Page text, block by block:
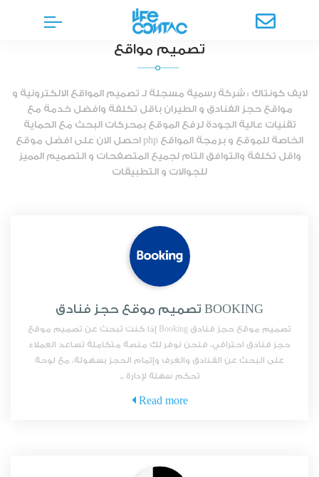
تصميم مواقع
لايف كونتاك : شركة رسمية مسجلة لـ تصميم المواقع الالكترونية و
مواقع حجز الفنادق و الطيران باقل تكلفة وافضل خدمة مع
تقنيات عالية الجودة لرفع الموقع بمحركات البحث مع الحماية
الخاصة للموقع و برمجة المواقع php احصل الان على افضل موقع
واقل تكلفة والتوافق التام لجميع المتصفحات و التصميم المميز
للجوالات و التطبيقات
تصميم موقع حجز فنادق BOOKING
تصميم موقع حجز فنادق Booking إذا كنت تبحث عن تصميم موقع
حجز فنادق احترافي، فنحن نوفر لك منصة متكاملة تساعد العملاء
على البحث عن الفنادق والغرف وإتمام الحجز بسهولة، مع لوحة
تحكم سهلة لإدارة ...
Read more